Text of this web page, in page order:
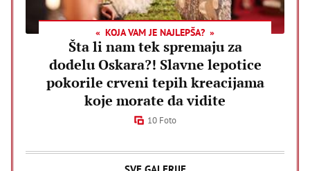
KOJA VAM JE NAJLEPŠA?
Šta li nam tek spremaju za
dodelu Oskara?! Slavne lepotice
pokorile crveni tepih kreacijama
koje morate da vidite
10 Foto